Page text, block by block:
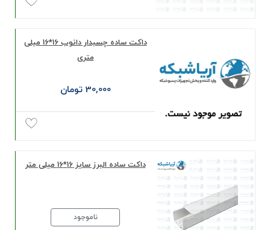
داکت ساده چسبدار دانوب 16*16 میلی‌
متری
30,000 تومان
داکت ساده البرز سایز 16*16 میلی‌ متر
ناموجود